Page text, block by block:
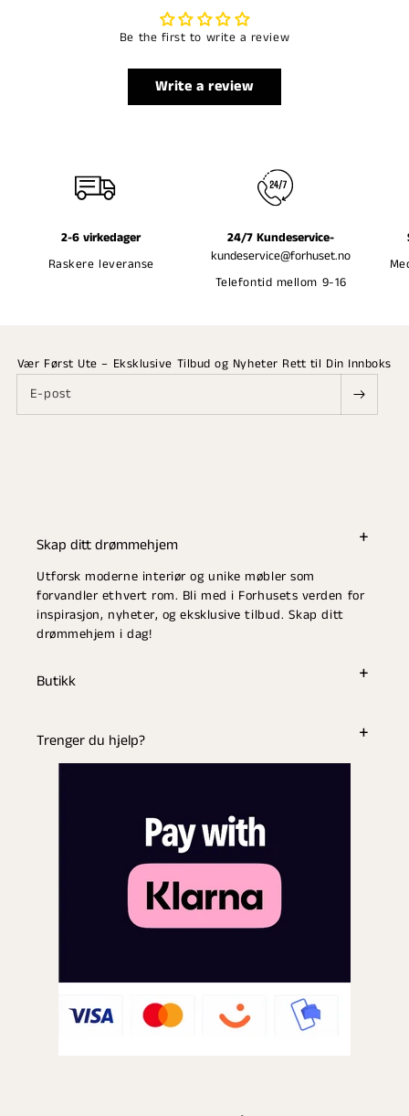
Be the first to write a review
Write a review
2-6 virkedager
Raskere leveranse
24/7 Kundeservice-
kundeservice@forhuset.no
Telefontid mellom 9-16
Vær Først Ute – Eksklusive Tilbud og Nyheter Rett til Din Innboks
E-post
Skap ditt drømmehjem
Utforsk moderne interiør og unike møbler som
forvandler ethvert rom. Bli med i Forhusets verden for
inspirasjon, nyheter, og eksklusive tilbud. Skap ditt
drømmehjem i dag!
Butikk
Trenger du hjelp?